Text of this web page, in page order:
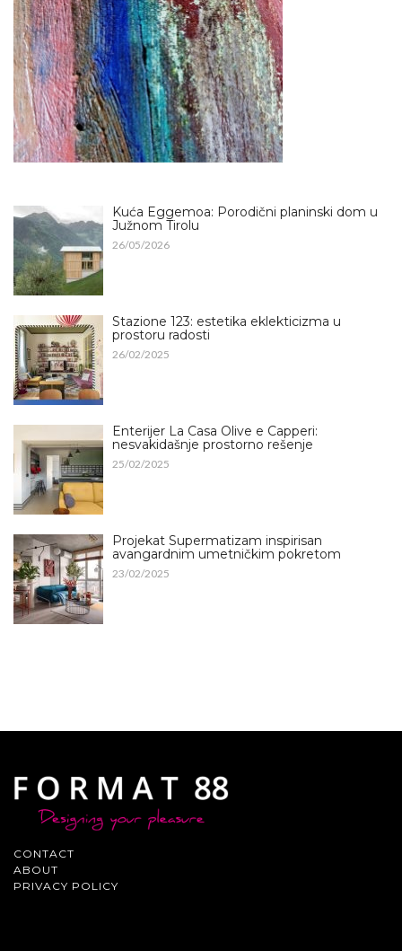
Kuća Eggemoa: Porodični planinski dom u
Južnom Tirolu
26/05/2026
Stazione 123: estetika eklekticizma u
prostoru radosti
26/02/2025
Enterijer La Casa Olive e Capperi:
nesvakidašnje prostorno rešenje
25/02/2025
Projekat Supermatizam inspirisan
avangardnim umetničkim pokretom
23/02/2025
CONTACT
ABOUT
PRIVACY POLICY